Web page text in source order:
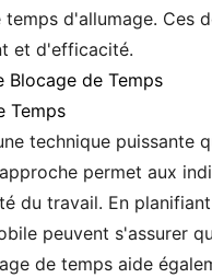
d'allumage. Ces
et d'efficacité.
Blocage de Temps
Temps
technique puissante
permet aux
du travail. En
peuvent s'assurer
de temps aide